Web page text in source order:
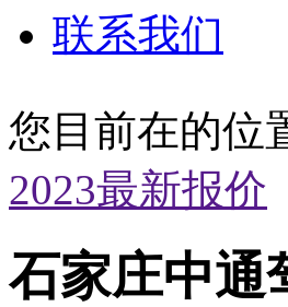
联系我们
您目前在的位
2023最新报价
石家庄中通